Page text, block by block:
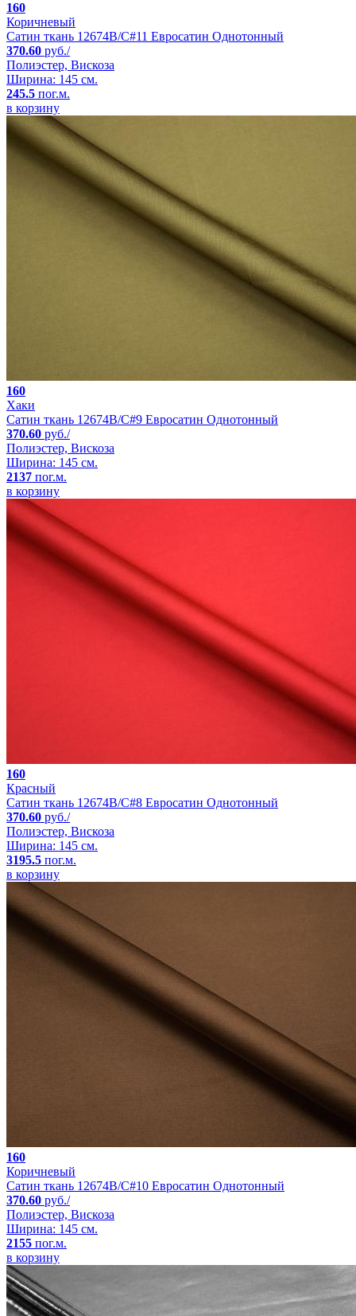
160
Коричневый
Сатин ткань 12674B/C#11 Евросатин Однотонный
370.60 руб./
Полиэстер, Вискоза
Ширина: 145 см.
245.5 пог.м.
в корзину
160
Хаки
Сатин ткань 12674B/C#9 Евросатин Однотонный
370.60 руб./
Полиэстер, Вискоза
Ширина: 145 см.
2137 пог.м.
в корзину
160
Красный
Сатин ткань 12674B/C#8 Евросатин Однотонный
370.60 руб./
Полиэстер, Вискоза
Ширина: 145 см.
3195.5 пог.м.
в корзину
160
Коричневый
Сатин ткань 12674B/C#10 Евросатин Однотонный
370.60 руб./
Полиэстер, Вискоза
Ширина: 145 см.
2155 пог.м.
в корзину